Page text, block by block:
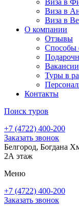
Виза в
Виза в
О компании
Отзывы
Способы
Вакансии
Туры в
Контакты
Поиск туров
+7 (4722) 400-200
Заказать звонок
Белгород, Богдана
2А этаж
Меню
+7 (4722) 400-200
Заказать звонок